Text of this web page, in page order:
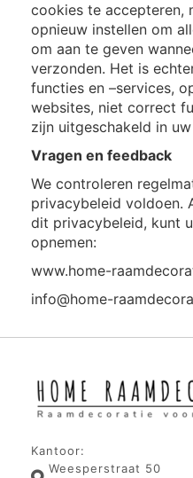
cookies te accepteren,
opnieuw instellen om
om aan te geven
verzonden. Het is
functies en –services,
websites, niet correct
zijn uitgeschakeld in
Vragen en feedback
We controleren
privacybeleid voldoen.
dit privacybeleid, kunt
opnemen:
www.home-
info@home-
Kantoor:
Weesperstraat 50